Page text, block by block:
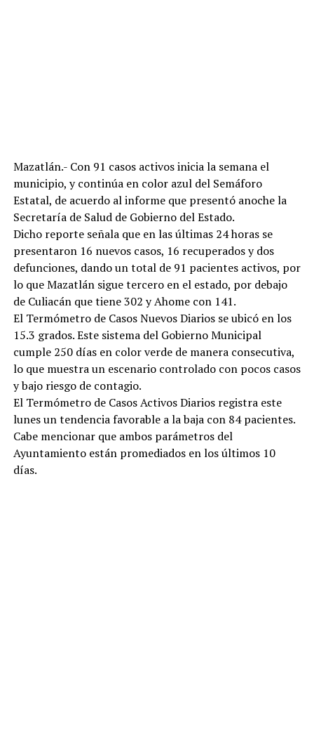
Mazatlán.- Con 91 casos activos inicia la semana el
municipio, y continúa en color azul del Semáforo
Estatal, de acuerdo al informe que presentó anoche la
Secretaría de Salud de Gobierno del Estado.
Dicho reporte señala que en las últimas 24 horas se
presentaron 16 nuevos casos, 16 recuperados y dos
defunciones, dando un total de 91 pacientes activos, por
lo que Mazatlán sigue tercero en el estado, por debajo
de Culiacán que tiene 302 y Ahome con 141.
El Termómetro de Casos Nuevos Diarios se ubicó en los
15.3 grados. Este sistema del Gobierno Municipal
cumple 250 días en color verde de manera consecutiva,
lo que muestra un escenario controlado con pocos casos
y bajo riesgo de contagio.
El Termómetro de Casos Activos Diarios registra este
lunes un tendencia favorable a la baja con 84 pacientes.
Cabe mencionar que ambos parámetros del
Ayuntamiento están promediados en los últimos 10
días.